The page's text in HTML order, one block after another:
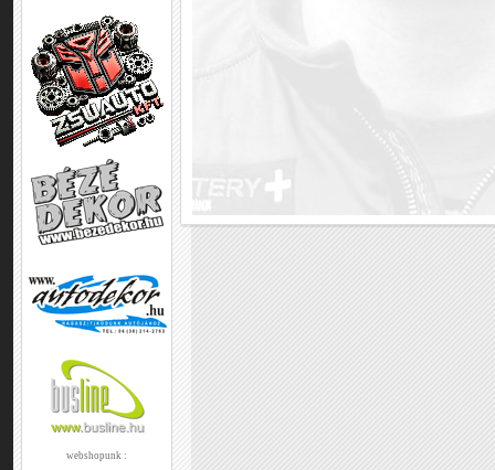
webshopunk :